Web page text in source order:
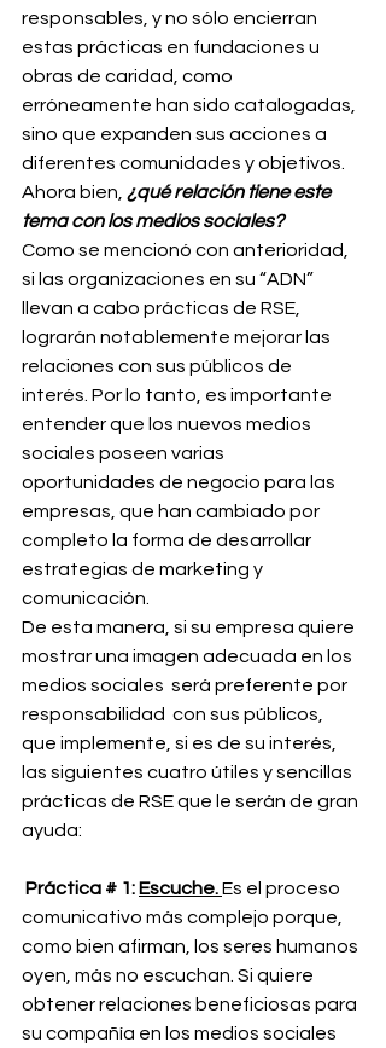
responsables, y no sólo encierran
estas prácticas en fundaciones u
obras de caridad, como
erróneamente han sido catalogadas,
sino que expanden sus acciones a
diferentes comunidades y objetivos.
Ahora bien, ¿qué relación tiene este
tema con los medios sociales?
Como se mencionó con anterioridad,
si las organizaciones en su “ADN”
llevan a cabo prácticas de RSE,
lograrán notablemente mejorar las
relaciones con sus públicos de
interés. Por lo tanto, es importante
entender que los nuevos medios
sociales poseen varias
oportunidades de negocio para las
empresas, que han cambiado por
completo la forma de desarrollar
estrategias de marketing y
comunicación.
De esta manera, si su empresa quiere
mostrar una imagen adecuada en los
medios sociales  será preferente por
responsabilidad  con sus públicos,
que implemente, si es de su interés,
las siguientes cuatro útiles y sencillas
prácticas de RSE que le serán de gran
ayuda:
Práctica # 1: Escuche. Es el proceso
comunicativo más complejo porque,
como bien afirman, los seres humanos
oyen, más no escuchan. Si quiere
obtener relaciones beneficiosas para
su compañía en los medios sociales